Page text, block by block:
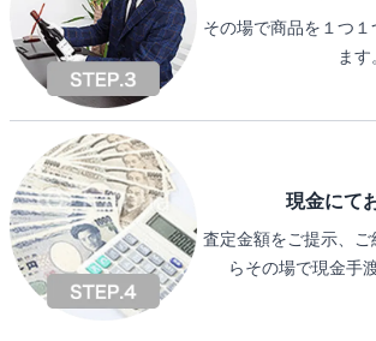
その場で商品を１つ
ます
現金にて
査定金額をご提示、
らその場で現金手